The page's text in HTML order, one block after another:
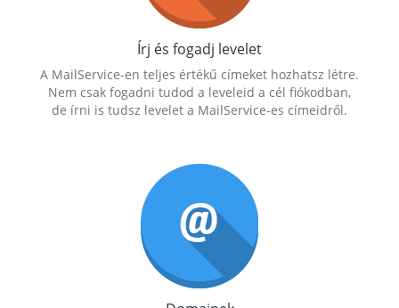
Írj és fogadj levelet
A MailService-en teljes értékű címeket hozhatsz létre.
Nem csak fogadni tudod a leveleid a cél fiókodban,
de írni is tudsz levelet a MailService-es címeidről.